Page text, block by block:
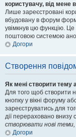
користувачу, від мене
Лише зареєстровані
вбудовану в форум
увімкнув цю функцію.
поштовою системою
Догори
Створення
Як мені створити тему
Для того щоб створити
кнопку у вікні форуму
зареєструватись для
дії перераховано
створювати нові
Догори